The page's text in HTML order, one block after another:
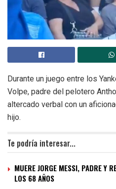
Durante un juego entre los
Volpe, padre del pelotero
altercado verbal con un
hijo.
Te podría interesar...
MUERE JORGE MESSI, PADRE Y
LOS 68 AÑOS